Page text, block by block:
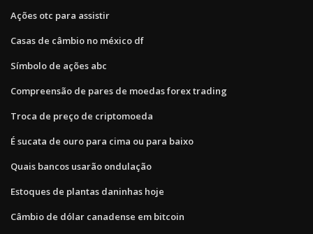
Ações otc para assistir
Casas de câmbio no méxico df
Símbolo de ações abc
Compreensão de pares de moedas forex trading
Troca de preço de criptomoeda
É sucata de ouro para cima ou para baixo
Quais bancos usarão ondulação
Estoques de plantas daninhas hoje
Câmbio de dólar canadense em bitcoin